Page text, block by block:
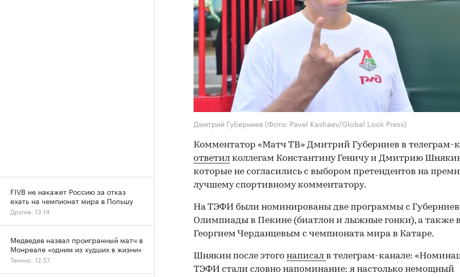
Дмитрий Губерниев (Фото: Pavel Kashaev/Global Look Press)
Комментатор «Матч ТВ» Дмитрий Губерниев в телеграм-
ответил коллегам Константину Геничу и Дмитрию
которые не согласились с выбором претендентов на
лучшему спортивному комментатору.
На ТЭФИ были номинированы две программы с
Олимпиады в Пекине (биатлон и лыжные гонки), а также
Георгием Черданцевым с чемпионата мира в Катаре.
Шнякин после этого написал в телеграм-канале:
ТЭФИ стали словно напоминание: я настолько немощный
FIVB не накажет Россию за отказ
ехать на чемпионат мира в Польшу
Другие, 13:14
Медведев назвал проигранный матч в
Монреале «одним из худших в жизни»
Теннис, 12:57